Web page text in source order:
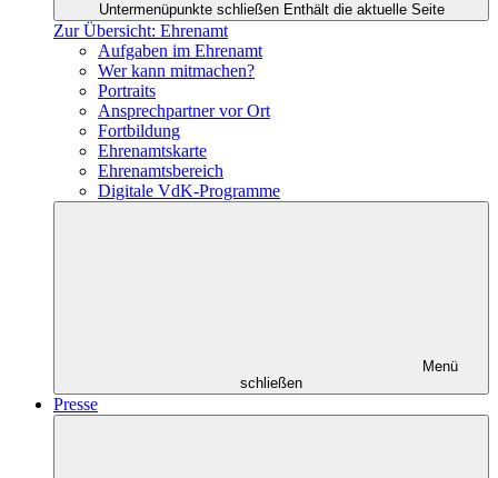
Untermenüpunkte schließen Enthält die aktuelle Seite
Zur Übersicht: Ehrenamt
Aufgaben im Ehrenamt
Wer kann mitmachen?
Portraits
Ansprechpartner vor Ort
Fortbildung
Ehrenamtskarte
Ehrenamtsbereich
Digitale VdK-Programme
Menü
schließen
Presse